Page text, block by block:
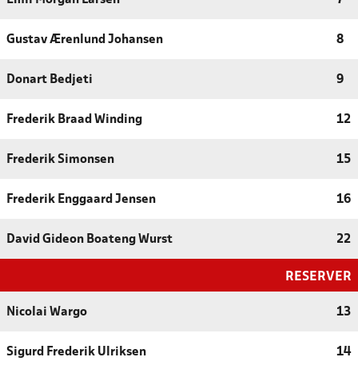
Gustav Ærenlund Johansen 8
Donart Bedjeti 9
Frederik Braad Winding 12
Frederik Simonsen 15
Frederik Enggaard Jensen 16
David Gideon Boateng Wurst 22
RESERVER
Nicolai Wargo 13
Sigurd Frederik Ulriksen 14